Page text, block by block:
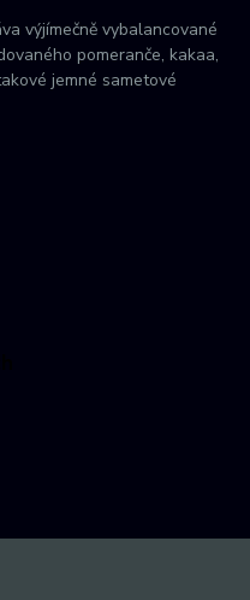
výjímečně vybalancované
pomeranče, kakaa,
jemné sametové